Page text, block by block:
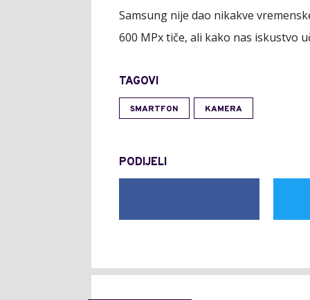
Samsung nije dao nikakve
600 MPx tiče, ali kako nas iskustvo
TAGOVI
SMARTFON KAMERA
PODIJELI